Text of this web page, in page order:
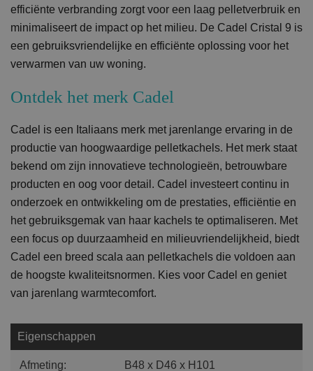
efficiënte verbranding zorgt voor een laag pelletverbruik en
minimaliseert de impact op het milieu. De Cadel Cristal 9 is
een gebruiksvriendelijke en efficiënte oplossing voor het
verwarmen van uw woning.
Ontdek het merk Cadel
Cadel is een Italiaans merk met jarenlange ervaring in de
productie van hoogwaardige pelletkachels. Het merk staat
bekend om zijn innovatieve technologieën, betrouwbare
producten en oog voor detail. Cadel investeert continu in
onderzoek en ontwikkeling om de prestaties, efficiëntie en
het gebruiksgemak van haar kachels te optimaliseren. Met
een focus op duurzaamheid en milieuvriendelijkheid, biedt
Cadel een breed scala aan pelletkachels die voldoen aan
de hoogste kwaliteitsnormen. Kies voor Cadel en geniet
van jarenlang warmtecomfort.
Eigenschappen
Afmeting: B48 x D46 x H101